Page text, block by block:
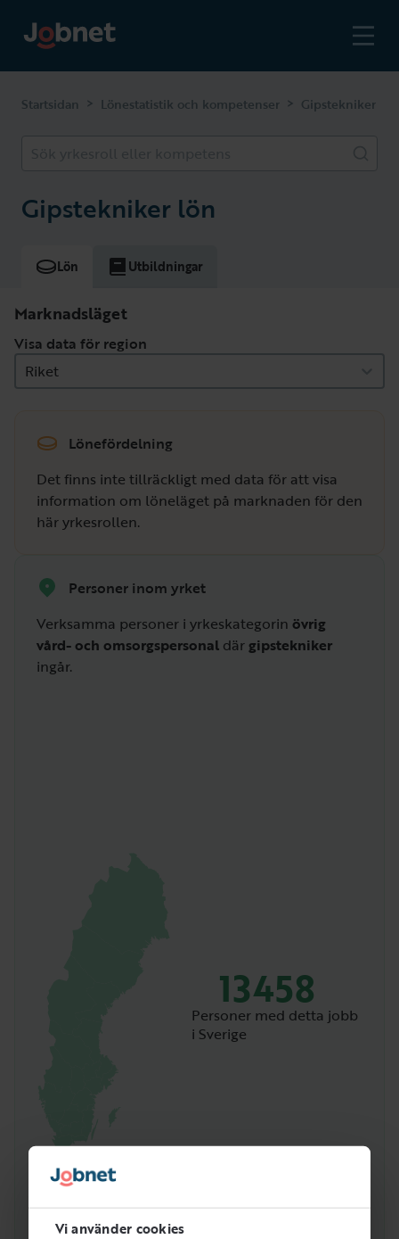
Vi använder cookies
Startsidan > Lönestatistik och kompetenser > Gipstekniker
Gipstekniker lön
Lön Utbildningar
Marknadsläget
Visa data för region
Riket
Lönefördelning
Det finns inte tillräckligt med data för att visa
information om löneläget på marknaden för den
här yrkesrollen.
Personer inom yrket
Verksamma personer i yrkeskategorin övrig
vård- och omsorgspersonal där gipstekniker
ingår.
13458
Personer med detta jobb
i Sverige